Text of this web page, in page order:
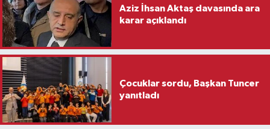
Aziz İhsan Aktaş davasında ara
karar açıklandı
Çocuklar sordu, Başkan Tuncer
yanıtladı